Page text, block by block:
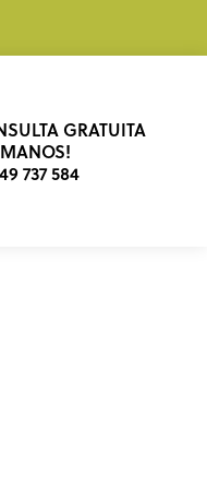
GRATUITA
737 584